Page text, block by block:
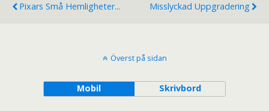
Pixars Små Hemligheter...
Misslyckad Uppgradering
Överst på sidan
Mobil Skrivbord